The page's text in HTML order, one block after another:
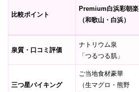
比較ポイント
Premium白浜彩朝楽
（和歌山・白浜）
泉質・口コミ評価
ナトリウム泉
「つるつる肌」
三つ星バイキング
ご当地食材豪華
（生マグロ・熊野